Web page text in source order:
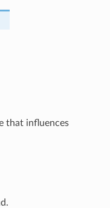
that influences